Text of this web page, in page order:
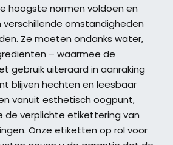
hoogste normen voldoen en
omstandigheden
Ze moeten ondanks water,
– waarmee de
gebruik uiteraard in aanraking
blijven hechten en leesbaar
vanuit esthetisch oogpunt,
de verplichte etikettering van
Onze etiketten op rol voor